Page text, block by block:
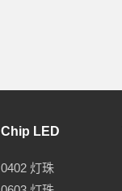
Chip LED
0402 灯珠